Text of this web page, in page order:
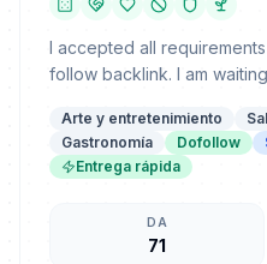
I accepted all
follow backlink. I am
Arte y entretenimiento
Gastronomía
Dofollow
Entrega rápida
DA
71